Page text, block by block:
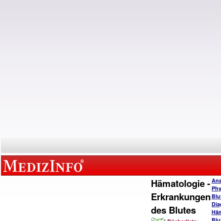
Hämatologie -
Erkrankungen
des Blutes